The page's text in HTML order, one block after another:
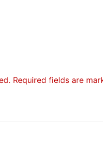
Required fields are